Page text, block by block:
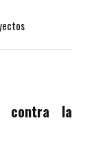
contra la